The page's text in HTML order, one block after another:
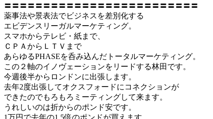
〓〓〓〓〓〓〓〓〓〓〓〓〓〓〓〓〓〓〓〓〓〓〓〓〓
薬事法や景表法でビジネスを差別化する
エビデンスリーガルマーケティング。
スマホからテレビ・紙まで、
ＣＰＡからＬＴＶまで
あらゆるPHASEを呑み込んだトータルマーケティング。
この２軸のイノヴェーションをリードする林田です。
今週後半からロンドンに出張します。
去年2度出張してオクスフォードにコネクションが
できたのでもろもろミーティングして来ます。
うれしいのは折からのポンド安です。
1万円で去年の1.5倍のポンドが買えます。